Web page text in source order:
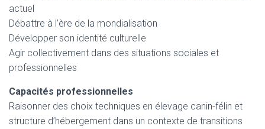
actuel
Débattre à l’ère de la mondialisation
Développer son identité culturelle
Agir collectivement dans des situations sociales et
professionnelles
Capacités professionnelles
Raisonner des choix techniques en élevage canin-félin et
structure d’hébergement dans un contexte de transitions